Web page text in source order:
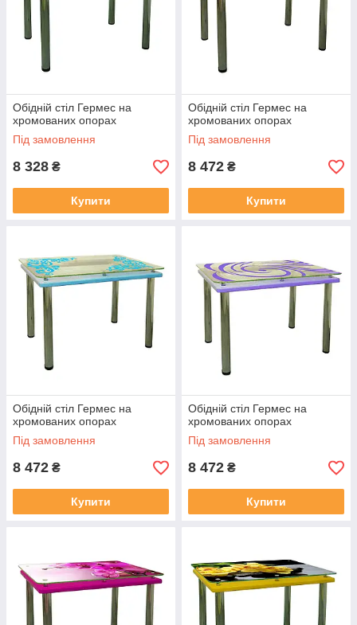
Обідній стіл Гермес на
хромованих опорах
Під замовлення
8 328 ₴
Купити
Обідній стіл Гермес на
хромованих опорах
Під замовлення
8 472 ₴
Купити
Обідній стіл Гермес на
хромованих опорах
Під замовлення
8 472 ₴
Купити
Обідній стіл Гермес на
хромованих опорах
Під замовлення
8 472 ₴
Купити